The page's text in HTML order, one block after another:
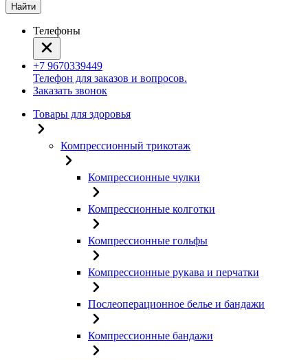
Найти
Телефоны
+7 9670339449
Телефон для заказов и вопросов.
Заказать звонок
Товары для здоровья
Компрессионный трикотаж
Компрессионные чулки
Компрессионные колготки
Компрессионные гольфы
Компрессионные рукава и перчатки
Послеоперационное белье и бандажи
Компрессионные бандажи